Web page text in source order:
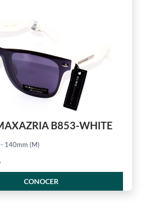
B853-WHITE
140mm (M)
CONOCER